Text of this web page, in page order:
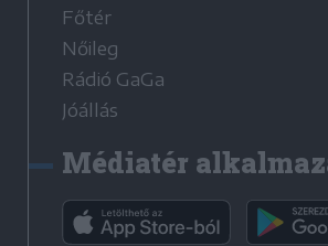
Főtér
Nőileg
Rádió GaGa
Jóállás
Médiatér